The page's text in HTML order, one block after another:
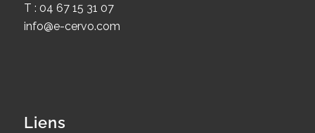
T : 04 67 15 31 07
info@e-cervo.com
Liens